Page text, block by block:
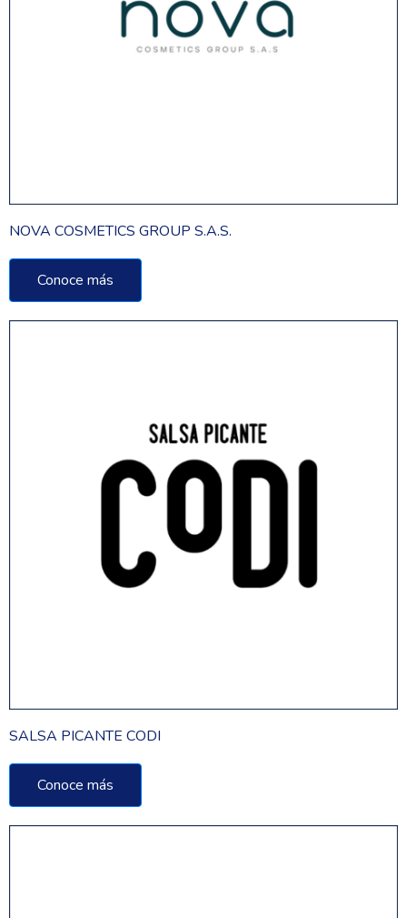
NOVA COSMETICS GROUP S.A.S.
Conoce más
SALSA PICANTE CODI
Conoce más